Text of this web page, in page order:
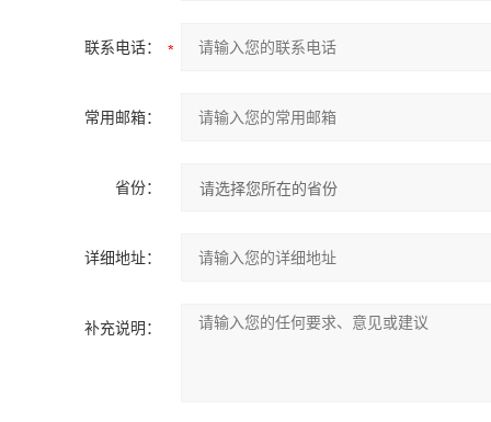
联系电话：
常用邮箱：
省份：
详细地址：
补充说明：